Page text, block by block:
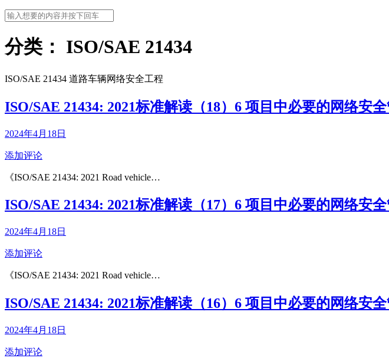
分类： ISO/SAE 21434
ISO/SAE 21434 道路车辆网络安全工程
ISO/SAE 21434: 2021标准解读（18）6 项目中必要的网络安
2024年4月18日
添加评论
《ISO/SAE 21434: 2021 Road vehicle…
ISO/SAE 21434: 2021标准解读（17）6 项目中必要的网络安
2024年4月18日
添加评论
《ISO/SAE 21434: 2021 Road vehicle…
ISO/SAE 21434: 2021标准解读（16）6 项目中必要的网络安
2024年4月18日
添加评论